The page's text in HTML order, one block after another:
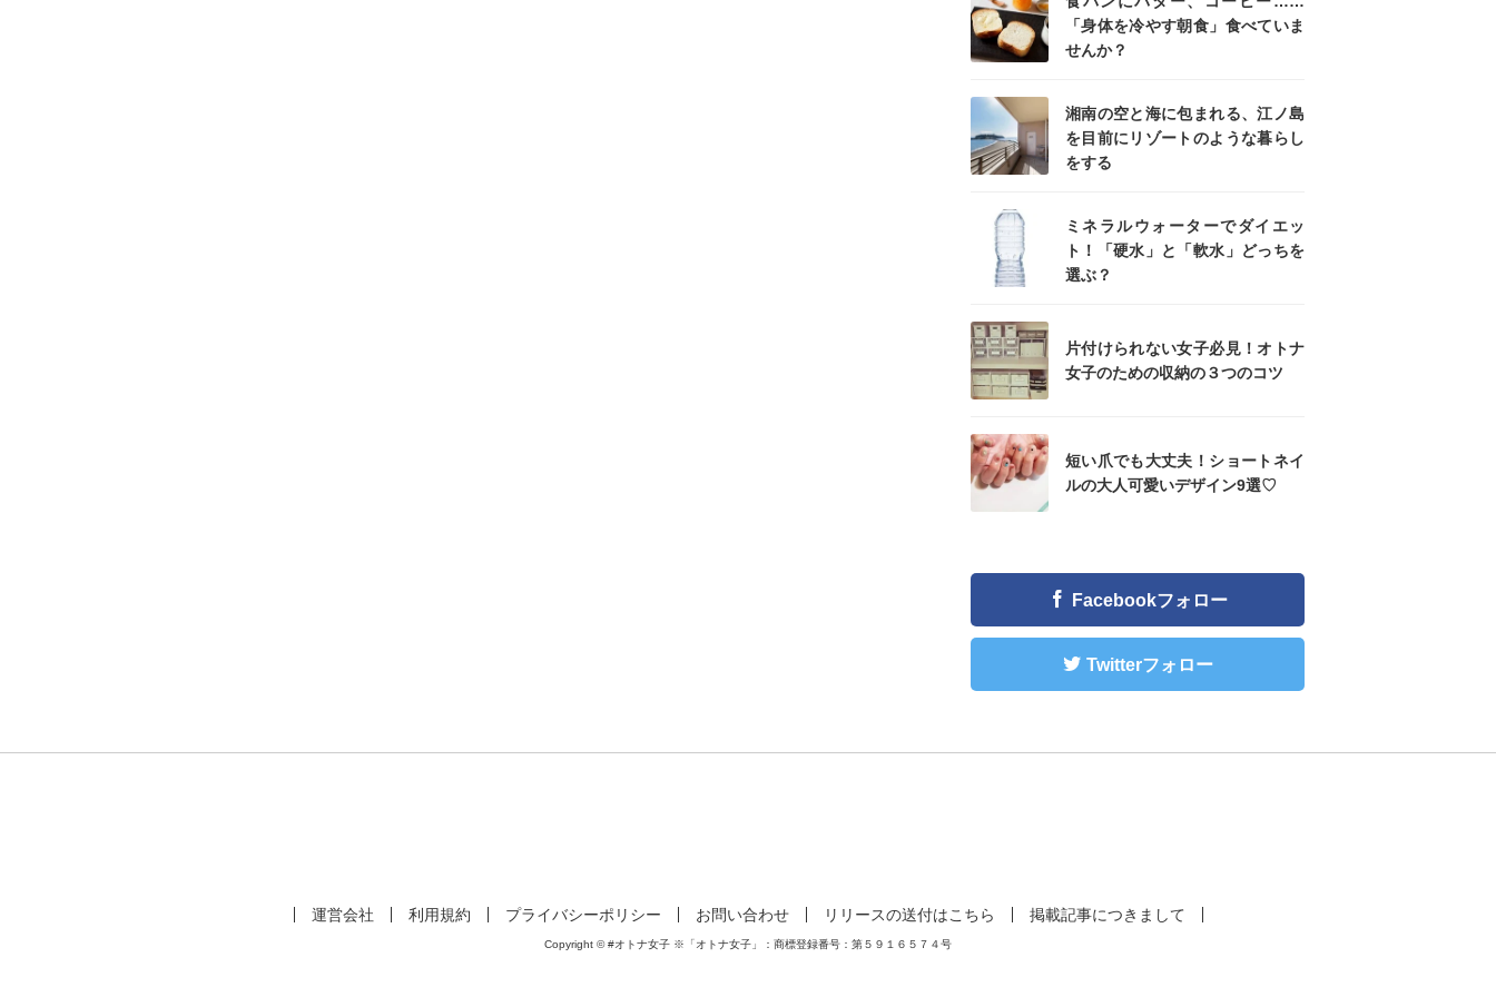
「身体を冷やす朝食」食べていま
せんか？
湘南の空と海に包まれる、江ノ島
を目前にリゾートのような暮らし
をする
ミネラルウォーターでダイエッ
ト！「硬水」と「軟水」どっちを
選ぶ？
片付けられない女子必見！オトナ
女子のための収納の３つのコツ
短い爪でも大丈夫！ショートネイ
ルの大人可愛いデザイン9選♡
Facebookフォロー
Twitterフォロー
運営会社 利用規約 プライバシーポリシー お問い合わせ リリースの送付はこちら 掲載記事につきまして
Copyright © #オトナ女子 ※「オトナ女子」：商標登録番号：第５９１６５７４号